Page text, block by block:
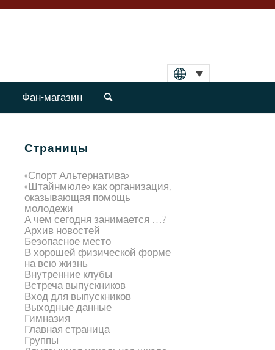
Фан-магазин
Страницы
«Спорт Альтернатива»
«Штайнмюле» как организация,
оказывающая помощь
молодежи
А чем сегодня занимается …?
Архив новостей
Безопасное место
В хорошей физической форме
на всю жизнь
Внутренние клубы
Встреча выпускников
Вход для выпускников
Выходные данные
Гимназия
Главная страница
Группы